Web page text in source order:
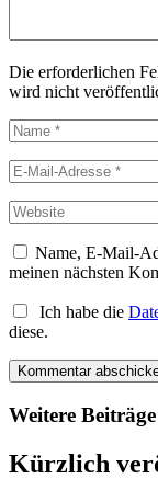
Die erforderlichen
wird nicht
Name, E-Mail-
meinen nächsten
Ich habe die
diese.
Weitere
Kürzlich